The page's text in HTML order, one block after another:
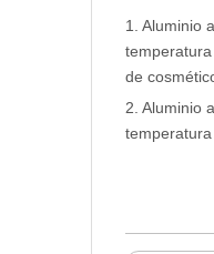
1. Aluminio
de
2. Aluminio